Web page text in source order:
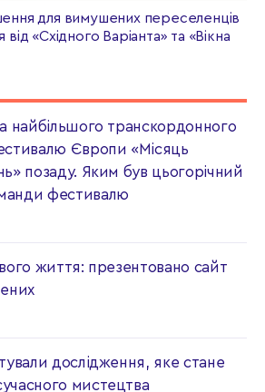
для вимушених переселенців
від «Східного Варіанта» та «Вікна
найбільшого транскордонного
Європи «Місяць
позаду. Яким був цьогорічний
фестивалю
життя: презентовано сайт
дослідження, яке стане
мистецтва